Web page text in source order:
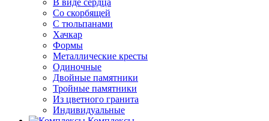
В виде сердца
Со скорбящей
С тюльпанами
Хачкар
Формы
Металлические кресты
Одиночные
Двойные памятники
Тройные памятники
Из цветного гранита
Индивидуальные